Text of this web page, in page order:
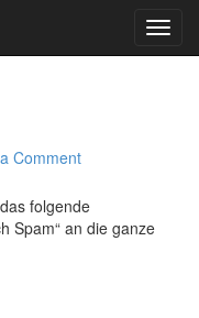
Comment
folgende
Spam“ an die ganze